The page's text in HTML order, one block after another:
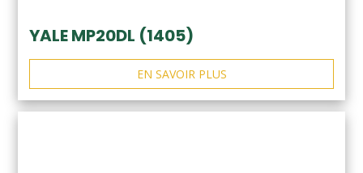
YALE MP20DL (1405)
EN SAVOIR PLUS